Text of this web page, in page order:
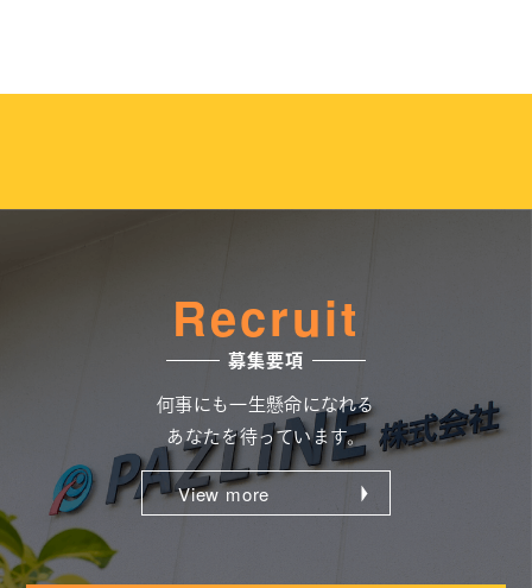
Recruit
募集要項
何事にも一生懸命になれる
あなたを待っています。
View more